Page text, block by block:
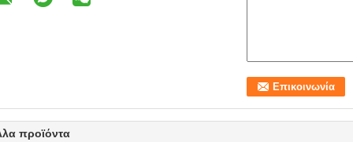
προϊόντα